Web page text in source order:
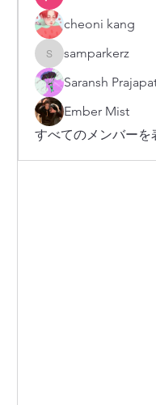
cheoni kang
samparkerz
samparkerz
Saransh
Ember Mist
すべてのメンバーを